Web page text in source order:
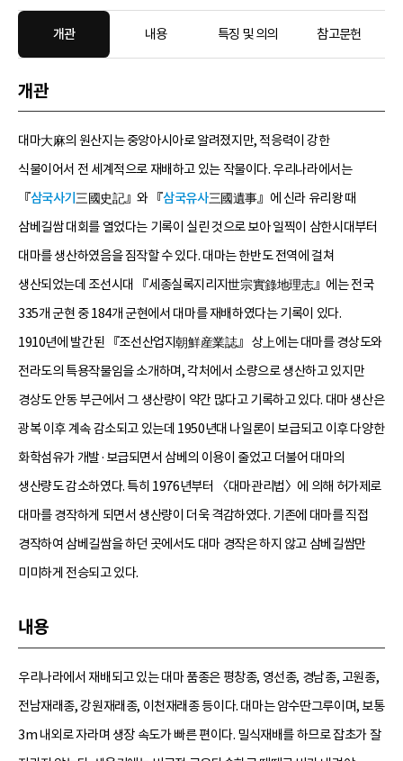
개관 내용 특징 및 의의 참고문헌
개관
대마大麻의 원산지는 중앙아시아로 알려졌지만, 적응력이 강한
식물이어서 전 세계적으로 재배하고 있는 작물이다. 우리나라에서는
『삼국사기三國史記』와 『삼국유사三國遺事』에 신라 유리왕 때
삼베길쌈 대회를 열었다는 기록이 실린 것으로 보아 일찍이 삼한시대부터
대마를 생산하였음을 짐작할 수 있다. 대마는 한반도 전역에 걸쳐
생산되었는데 조선시대 『세종실록지리지世宗實錄地理志』에는 전국
335개 군현 중 184개 군현에서 대마를 재배하였다는 기록이 있다.
1910년에 발간된 『조선산업지朝鮮産業誌』 상上에는 대마를 경상도와
전라도의 특용작물임을 소개하며, 각처에서 소량으로 생산하고 있지만
경상도 안동 부근에서 그 생산량이 약간 많다고 기록하고 있다. 대마 생산은
광복 이후 계속 감소되고 있는데 1950년대 나일론이 보급되고 이후 다양한
화학섬유가 개발·보급되면서 삼베의 이용이 줄었고 더불어 대마의
생산량도 감소하였다. 특히 1976년부터 〈대마관리법〉에 의해 허가제로
대마를 경작하게 되면서 생산량이 더욱 격감하였다. 기존에 대마를 직접
경작하여 삼베길쌈을 하던 곳에서도 대마 경작은 하지 않고 삼베길쌈만
미미하게 전승되고 있다.
내용
우리나라에서 재배되고 있는 대마 품종은 평창종, 영선종, 경남종, 고원종,
전남재래종, 강원재래종, 이천재래종 등이다. 대마는 암수딴그루이며, 보통
3m 내외로 자라며 생장 속도가 빠른 편이다. 밀식재배를 하므로 잡초가 잘